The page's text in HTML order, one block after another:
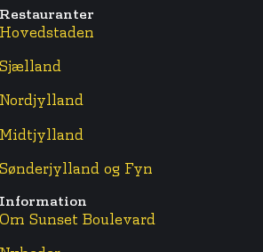
og Fyn
Sunset Boulevard